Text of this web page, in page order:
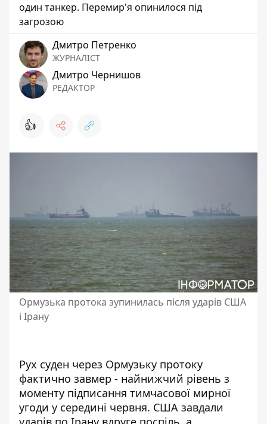
один танкер. Перемир'я опинилося під
загрозою
Дмитро Петренко
ЖУРНАЛІСТ
Дмитро Чернишов
РЕДАКТОР
👍
Ормузька протока зупинилась після ударів США
і Ірану
Рух суден через Ормузьку протоку
фактично завмер - найнижчий рівень з
моменту підписання тимчасової мирної
угоди у середині червня. США завдали